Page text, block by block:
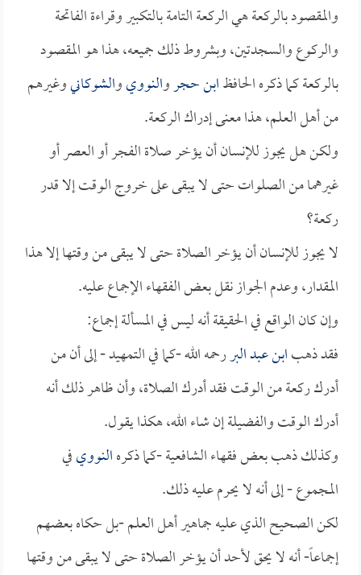
والمقصود بالركعة هي الركعة التامة بالتكبير وقراءة الفاتحة
والركوع والسجدتين، وبشروط ذلك جميعه، هذا هو المقصود
بالركعة كما ذكره الحافظابن حجروالنوويوالشوكانيوغيرهم
من أهل العلم، هذا معنى إدراك الركعة.
ولكن هل يجوز للإنسان أن يؤخر صلاة الفجر أو العصر أو
غيرهما من الصلوات حتى لا يبقى على خروج الوقت إلا قدر
ركعة؟
لا يجوز للإنسان أن يؤخر الصلاة حتى لا يبقى من وقتها إلا هذا
المقدار، وعدم الجواز نقل بعض الفقهاء الإجماع عليه.
وإن كان الواقع في الحقيقة أنه ليس في المسألة إجماع:
فقد ذهبابن عبد البررحمه الله -كما في التمهيد - إلى أن من
أدرك ركعة من الوقت فقد أدرك الصلاة، وأن ظاهر ذلك أنه
أدرك الوقت والفضيلة إن شاء الله، هكذا يقول.
وكذلك ذهب بعض فقهاء الشافعية -كما ذكرهالنوويفي
المجموع - إلى أنه لا يحرم عليه ذلك.
لكن الصحيح الذي عليه جماهير أهل العلم -بل حكاه بعضهم
إجماعاً- أنه لا يحق لأحد أن يؤخر الصلاة حتى لا يبقى من وقتها